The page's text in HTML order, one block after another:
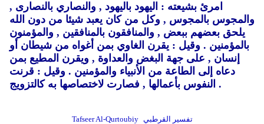
امرئ بشيعته : اليهود باليهود , والنصاري بالنصارى ,
والمجوس بالمجوس , وكل من كان يعبد شيئا من دون الله
يلحق بعضهم ببعض , والمنافقون بالمنافقين , والمؤمنون
بالمؤمنين . وقيل : يقرن الغاوي بمن أغواه من شيطان أو
إنسان , على جهة البغض والعداوة , ويقرن المطيع بمن
دعاه إلى الطاعة من الأنبياء والمؤمنين . وقيل : قرنت
النفوس بأعمالها , فصارت لاختصاصها به كالتزويج .
Tafseer Al-Qurtoubiy تفسير القرطبي